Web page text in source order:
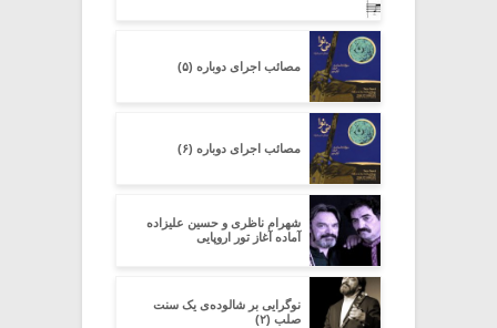
مصائب اجرای دوباره (۵)
مصائب اجرای دوباره (۶)
شهرام ناظری و حسین علیزاده
آماده آغاز تور اروپایی
نوگرایی بر شالوده‌ی یک سنت
صلب (۲)